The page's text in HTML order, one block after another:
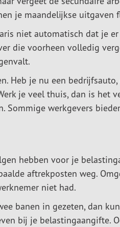
je maandelijkse uitgaven
niet automatisch dat je
die voorheen volledig
Heb je nu een
je veel thuis, dan is het
Sommige werkgevers
hebben voor je
aftrekposten weg.
niet had.
banen in gezeten, dan
bij je belastingaangifte.